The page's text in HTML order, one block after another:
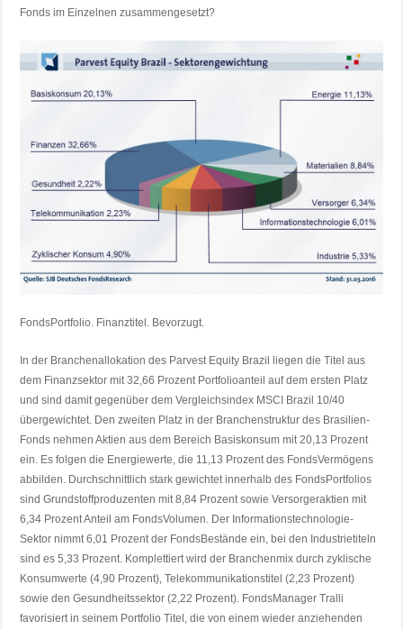
Fonds im Einzelnen zusammengesetzt?
FondsPortfolio. Finanztitel. Bevorzugt.
In der Branchenallokation des Parvest Equity Brazil liegen die Titel aus
dem Finanzsektor mit 32,66 Prozent Portfolioanteil auf dem ersten Platz
und sind damit gegenüber dem Vergleichsindex MSCI Brazil 10/40
übergewichtet. Den zweiten Platz in der Branchenstruktur des Brasilien-
Fonds nehmen Aktien aus dem Bereich Basiskonsum mit 20,13 Prozent
ein. Es folgen die Energiewerte, die 11,13 Prozent des FondsVermögens
abbilden. Durchschnittlich stark gewichtet innerhalb des FondsPortfolios
sind Grundstoffproduzenten mit 8,84 Prozent sowie Versorgeraktien mit
6,34 Prozent Anteil am FondsVolumen. Der Informationstechnologie-
Sektor nimmt 6,01 Prozent der FondsBestände ein, bei den Industrietiteln
sind es 5,33 Prozent. Komplettiert wird der Branchenmix durch zyklische
Konsumwerte (4,90 Prozent), Telekommunikationstitel (2,23 Prozent)
sowie den Gesundheitssektor (2,22 Prozent). FondsManager Tralli
favorisiert in seinem Portfolio Titel, die von einem wieder anziehenden